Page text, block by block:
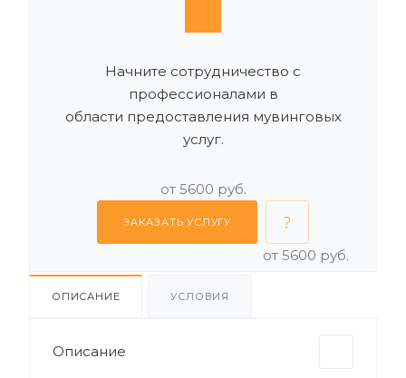
Начните сотрудничество с
профессионалами в
области предоставления мувинговых
услуг.
от 5600 руб.
ЗАКАЗАТЬ УСЛУГУ
от 5600 руб.
ОПИСАНИЕ УСЛОВИЯ
Описание